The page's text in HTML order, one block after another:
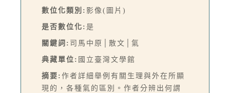
數位化類別: 影像(圖片)
是否數位化: 是
關鍵詞: 司馬中原│散文│氣
典藏單位: 國立臺灣文學館
摘要: 作者詳細舉例有關生理與外在所顯
現的，各種氣的區別。作者分辨出何謂